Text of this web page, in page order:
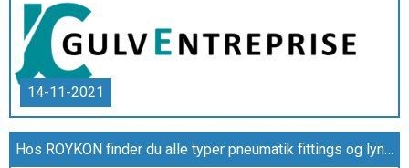
14-11-2021
Hos ROYKON finder du alle typer pneumatik fittings og lyn koblinger til industri